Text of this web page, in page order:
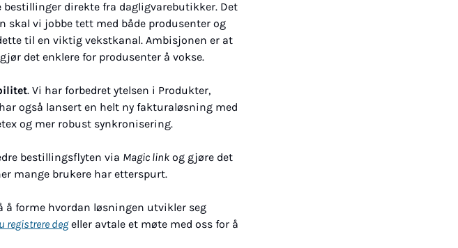
direkte fra dagligvarebutikker. Det
skal vi jobbe tett med både produsenter og
til en viktig vekstkanal. Ambisjonen er at
det enklere for produsenter å vokse.
. Vi har forbedret ytelsen i Produkter,
også lansert en helt ny fakturaløsning med
og mer robust synkronisering.
bestillingsflyten via Magic link og gjøre det
mange brukere har etterspurt.
å forme hvordan løsningen utvikler seg
registrere deg eller avtale et møte med oss for å